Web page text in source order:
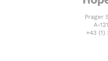
Prager
A-
+43 (1)